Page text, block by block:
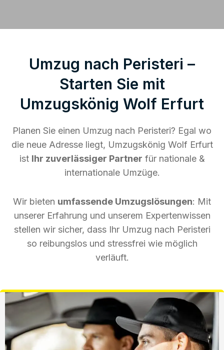
Umzug nach Peristeri –
Starten Sie mit
Umzugskönig Wolf Erfurt
Planen Sie einen Umzug nach Peristeri? Egal wo
die neue Adresse liegt, Umzugskönig Wolf Erfurt
ist Ihr zuverlässiger Partner für nationale &
internationale Umzüge.
Wir bieten umfassende Umzugslösungen: Mit
unserer Erfahrung und unserem Expertenwissen
stellen wir sicher, dass Ihr Umzug nach Peristeri
so reibungslos und stressfrei wie möglich
verläuft.